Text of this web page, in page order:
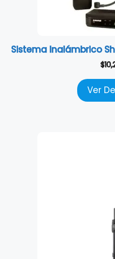
Sistema Inalámbrico
$
Ver